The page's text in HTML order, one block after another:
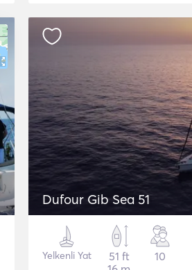
Dufour Gib Sea 51
Yelkenli Yat
51 ft
10